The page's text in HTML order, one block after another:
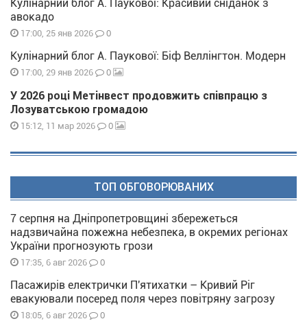
Кулінарний блог А. Паукової: Красивий сніданок з
авокадо
17:00, 25 янв 2026 0
Кулінарний блог А. Паукової: Біф Веллінгтон. Модерн
17:00, 29 янв 2026 0
У 2026 році Метінвест продовжить співпрацю з
Лозуватською громадою
15:12, 11 мар 2026 0
ТОП ОБГОВОРЮВАНИХ
7 серпня на Дніпропетровщині збережеться
надзвичайна пожежна небезпека, в окремих регіонах
України прогнозують грози
17:35, 6 авг 2026 0
Пасажирів електрички П'ятихатки – Кривий Ріг
евакуювали посеред поля через повітряну загрозу
18:05, 6 авг 2026 0